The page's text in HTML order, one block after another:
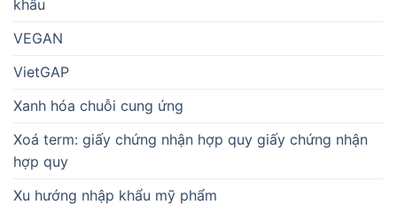
khẩu
VEGAN
VietGAP
Xanh hóa chuỗi cung ứng
Xoá term: giấy chứng nhận hợp quy giấy chứng nhận
hợp quy
Xu hướng nhập khẩu mỹ phẩm